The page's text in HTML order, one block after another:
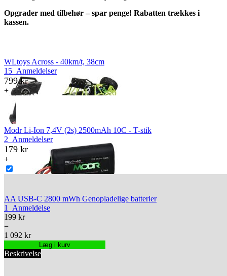
Opgrader med tilbehør – spar penge! Rabatten trækkes i
kassen.
WLtoys Across - 40km/t, 38cm
15 Anmeldelser
799 kr
+
25%
Modr Li-Ion 7,4V (2s) 2500mAh 10C - T-stik
2 Anmeldelser
179 kr
+
AA USB-C 2800 mWh Genopladelige batterier
1 Anmeldelse
199 kr
=
1 092 kr
Læg i kurv
Beskrivelse